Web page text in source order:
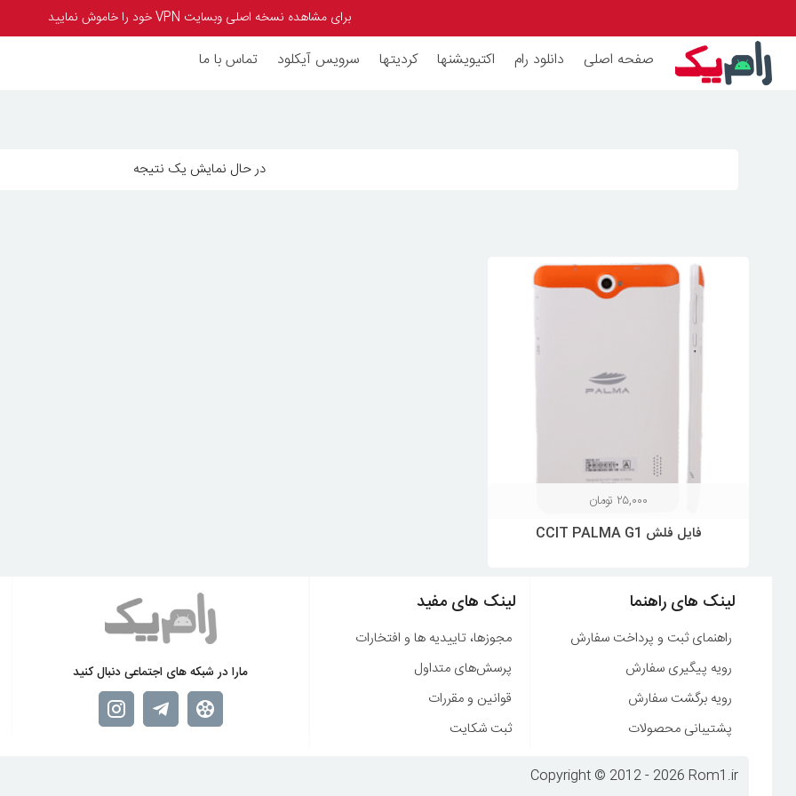
برای مشاهده نسخه اصلی وبسایت VPN خود را خاموش نمایید
صفحه اصلی دانلود رام اکتیویشنها کردیتها سرویس آیکلود تماس با ما
در حال نمایش یک نتیجه
فایل فلش CCIT PALMA G1
۲۵,۰۰۰ تومان
لینک های راهنما
راهنمای ثبت و پرداخت سفارش
رویه پیگیری سفارش
رویه برگشت سفارش
پشتیبانی محصولات
لینک های مفید
مجوزها، تاییدیه ها و افتخارات
پرسش‌های متداول
قوانین و مقررات
ثبت شکایت
مارا در شبکه های اجتماعی دنبال کنید
Copyright © 2012 - 2026 Rom1.ir